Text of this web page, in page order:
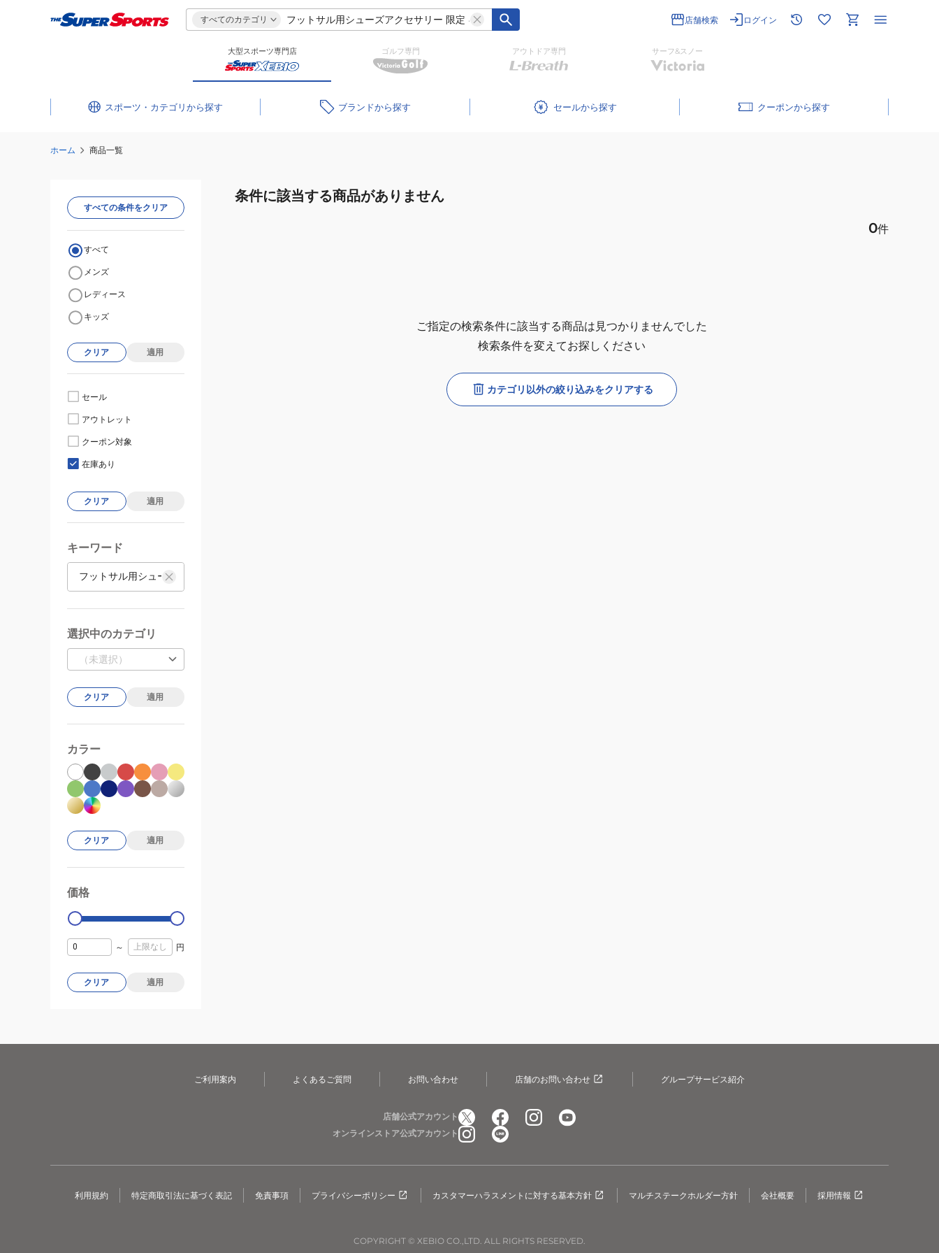
すべてのカテゴリ 店舗検索 ログイン
大型スポーツ専門店 ゴルフ専門 アウトドア専門 サーフ&スノー
スポーツ・カテゴリ ブランド セール クーポン
ホーム 商品一覧
条件に該当する商品がありません
0件
ご指定の検索条件に該当する商品は見つかりませんでした
検索条件を変えてお探しください
カテゴリ以外の絞り込みをクリアする
すべての条件をクリア
すべて
メンズ
レディース
キッズ
クリア 適用
セール
アウトレット
クーポン対象
在庫あり
クリア 適用
キーワード
選択中のカテゴリ
（未選択）
クリア 適用
カラー
クリア 適用
価格
0
～ 円
クリア 適用
ご利用案内 よくあるご質問 お問い合わせ 店舗のお問い合わせ グループサービス紹介
店舗公式アカウント
オンラインストア公式アカウント
利用規約 特定商取引法に基づく表記 免責事項 プライバシーポリシー カスタマーハラスメントに対する基本方針 マルチステークホルダー方針 会社概要 採用情報
COPYRIGHT © XEBIO CO.,LTD. ALL RIGHTS RESERVED.